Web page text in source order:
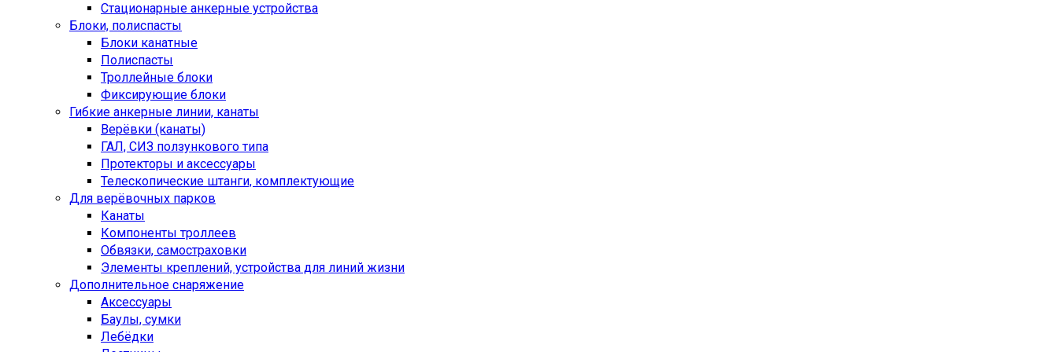
Стационарные анкерные устройства
Блоки, полиспасты
Блоки канатные
Полиспасты
Троллейные блоки
Фиксирующие блоки
Гибкие анкерные линии, канаты
Верёвки (канаты)
ГАЛ, СИЗ ползункового типа
Протекторы и аксессуары
Телескопические штанги, комплектующие
Для верёвочных парков
Канаты
Компоненты троллеев
Обвязки, самостраховки
Элементы креплений, устройства для линий жизни
Дополнительное снаряжение
Аксессуары
Баулы, сумки
Лебёдки